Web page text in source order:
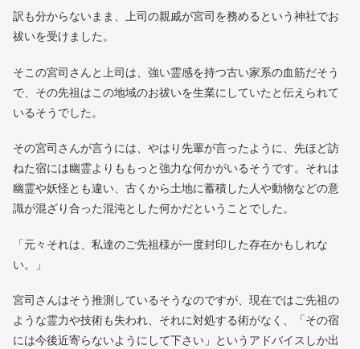
訳も分からないまま、上司の親戚が宮司を務めるという神社でお
祓いを受けました。
そこの宮司さんと上司は、強い霊感を持つ古い家系の血筋だそう
で、その先祖はこの地域のお祓いを生業にしていたと伝えられて
いるそうでした。
その宮司さんが言うには、やはり先輩が言ったように、先ほど訪
ねた宿には幽霊よりももっと強力な何かがいるそうです。それは
幽霊や妖怪とも違い、古くから土地に蓄積した人や動物などの意
識が混ざり合った混沌とした何かだということでした。
「元々それは、私達のご先祖様が一度封印した存在かもしれな
い。」
宮司さんはそう推測しているそうなのですが、現在ではご先祖の
ような霊力や技術も失われ、それに対処する術がなく、「その宿
には今後近寄らないようにして下さい」というアドバイスしか出